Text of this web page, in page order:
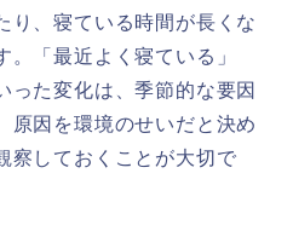
り、寝ている時間が長くな
。「最近よく寝ている」
った変化は、季節的な要因
原因を環境のせいだと決め
察しておくことが大切で